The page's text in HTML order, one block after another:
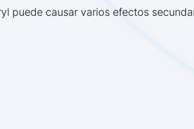
puede causar varios efectos